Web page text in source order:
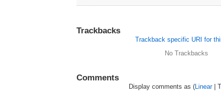
Trackbacks
Trackback specific URI for
No Trackbacks
Comments
Display comments as (Linear|